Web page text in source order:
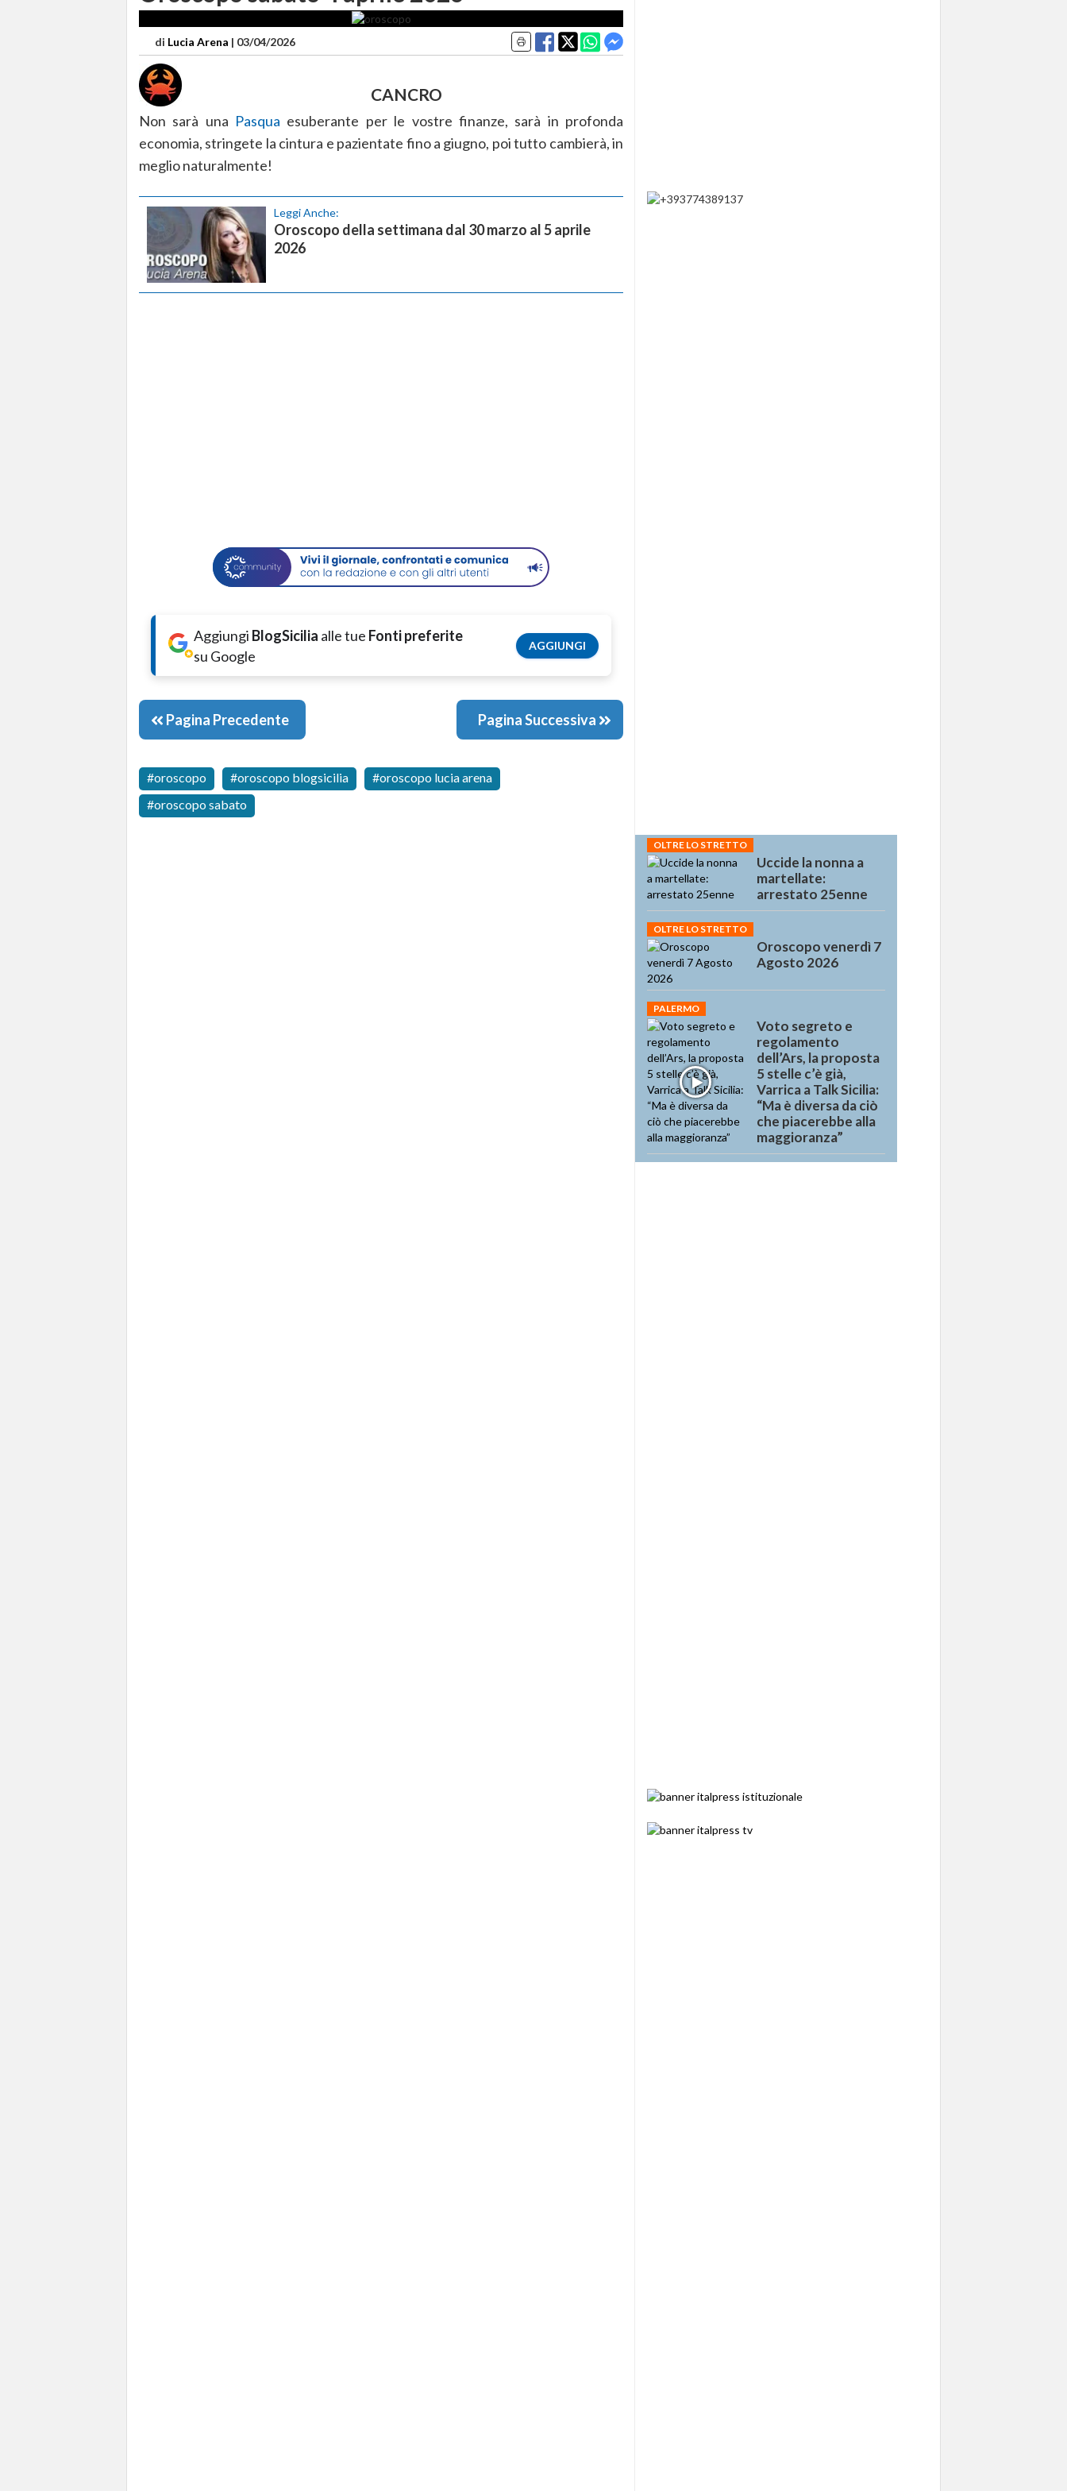
di Lucia Arena | 03/04/2026
CANCRO
Non sarà una Pasqua esuberante per le vostre finanze, sarà in profonda
economia, stringete la cintura e pazientate fino a giugno, poi tutto cambierà, in
meglio naturalmente!
Leggi Anche:
Oroscopo della settimana dal 30 marzo al 5 aprile
2026
Aggiungi BlogSicilia alle tue Fonti preferite
su Google
AGGIUNGI
Pagina Precedente Pagina Successiva
oroscopo oroscopo blogsicilia
oroscopo lucia arena
oroscopo sabato
OLTRE LO STRETTO
Uccide la nonna a
martellate:
arrestato 25enne
OLTRE LO STRETTO
Oroscopo venerdì 7
Agosto 2026
PALERMO
Voto segreto e
regolamento
dell’Ars, la proposta
5 stelle c’è già,
Varrica a Talk Sicilia:
“Ma è diversa da ciò
che piacerebbe alla
maggioranza”